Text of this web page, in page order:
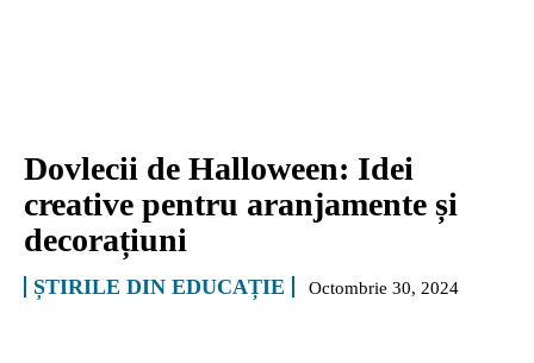
Dovlecii de Halloween: Idei
creative pentru aranjamente și
decorațiuni
ȘTIRILE DIN EDUCAȚIE Octombrie 30, 2024